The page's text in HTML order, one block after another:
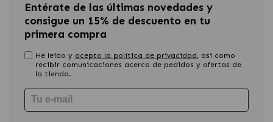
Entérate de las últimas novedades y
consigue un 15% de descuento en tu
primera compra
He leído y acepto la política de privacidad, asi como
recibir comunicaciones acerca de pedidos y ofertas de
la tienda.